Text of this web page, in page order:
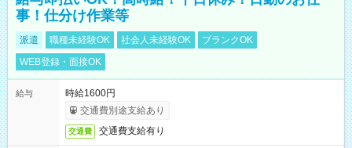
事！仕分け作業等
派遣 職種未経験OK 社会人未経験OK
ブランクOK
WEB登録・面接OK
給与
時給1600円
交通費別途支給あり
交通費 交通費支給有り